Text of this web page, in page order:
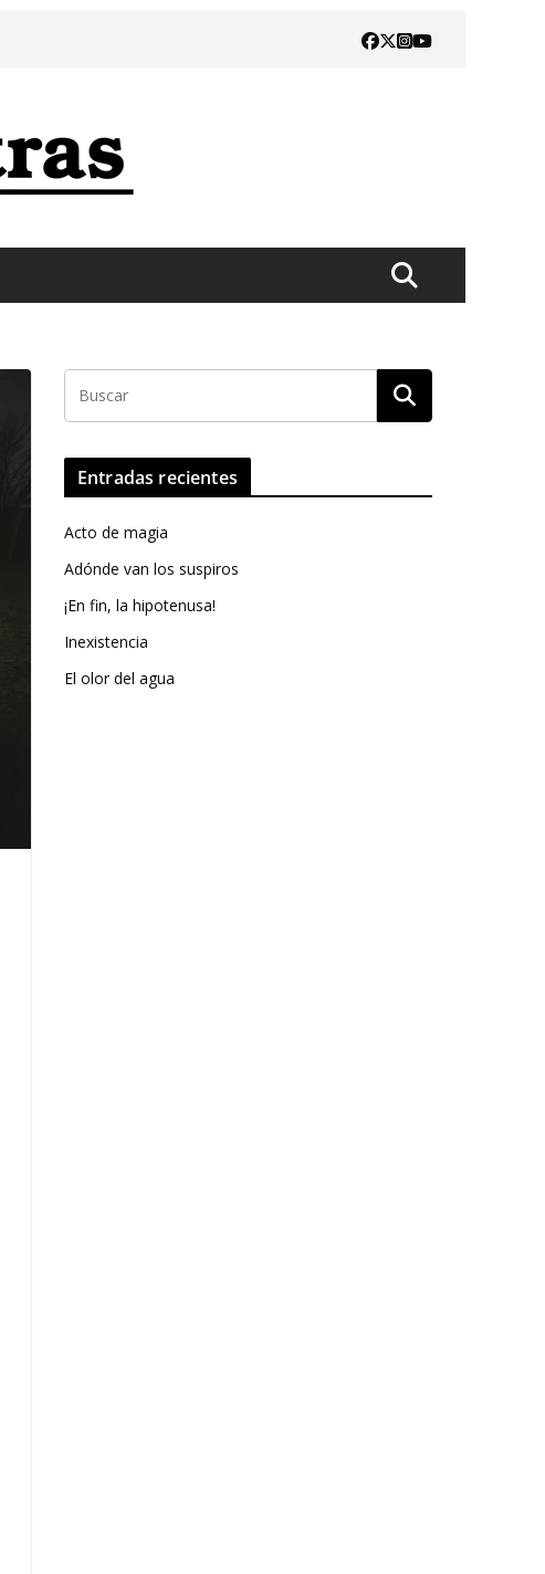
Entradas recientes
Acto de magia
Adónde van los suspiros
¡En fin, la hipotenusa!
Inexistencia
El olor del agua